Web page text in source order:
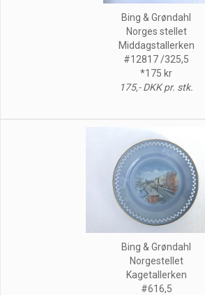
Bing & Grøndahl
Norges stellet
Middagstallerken
#12817 /325,5
*175 kr
175,- DKK pr. stk.
Bing & Grøndahl
Norgestellet
Kagetallerken
#616,5